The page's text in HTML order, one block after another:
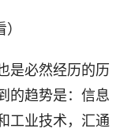
是必然经历的历
的趋势是：信息
工业技术，汇通